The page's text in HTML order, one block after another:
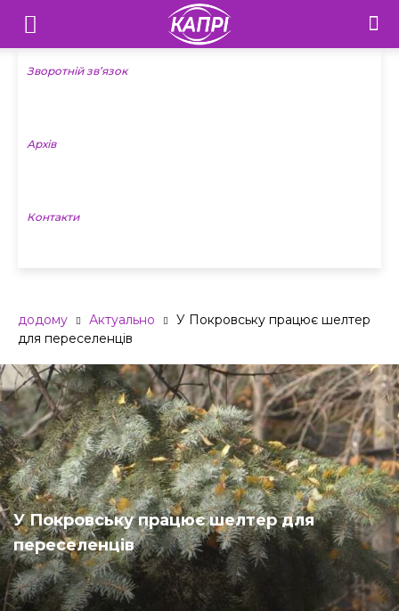
Телебачення
«Капрі»
Новини
Зворотній зв’язок
Архів
Контакти
додому Актуально
У Покровську працює шелтер
для переселенців
У Покровську працює шелтер для
переселенців